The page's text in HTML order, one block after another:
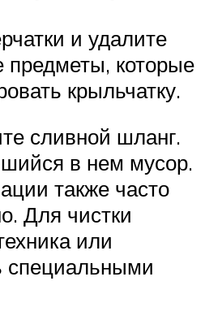
и удалите
предметы, которые
крыльчатку.
сливной шланг.
в нем мусор.
также часто
Для чистки
или
специальными